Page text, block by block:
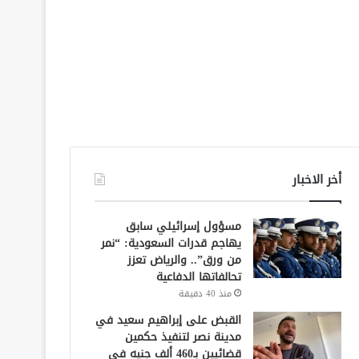
أخر الاخبار
مسؤول إسرائيلي سابق
يهاجم قدرات السعودية: “نمر
من ورق”.. والرياض تعزز
تحالفاتها الدفاعية
منذ 40 دقيقة
القبض على إبراهيم سعيد في
مدينة نصر لتنفيذ حكمين
قضائيين بـ460 ألف جنيه في